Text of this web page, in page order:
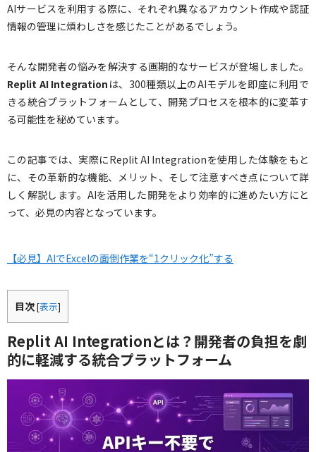
AIサービスを利用する際に、それぞれ異なるアカウント作成や認証
情報の管理に煩わしさを感じたことがあるでしょう。
そんな開発者の悩みを解決する画期的なサービスが登場しました。
Replit AI Integration は、300種類以上のAIモデルを即座に利用で
きる統合プラットフォームとして、開発プロセスを根本的に変革す
る可能性を秘めています。
この記事では、実際にReplit AI Integrationを使用した体験をもと
に、その革新的な機能、メリット、そして注意すべき点について詳
しく解説します。AIを活用した開発をより効率的に進めたい方にと
って、必見の内容となっています。
【必見】AIでExcelの面倒作業を“1クリック化”する
目次[表示]
Replit AI Integrationとは？開発者の負担を劇
的に軽減する統合プラットフォーム